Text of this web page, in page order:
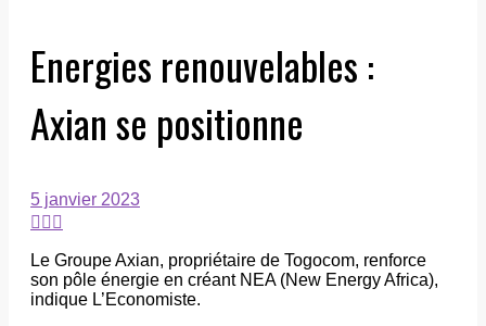
Energies renouvelables :
Axian se positionne
5 janvier 2023
Le Groupe Axian, propriétaire de Togocom, renforce
son pôle énergie en créant NEA (New Energy Africa),
indique L’Economiste.